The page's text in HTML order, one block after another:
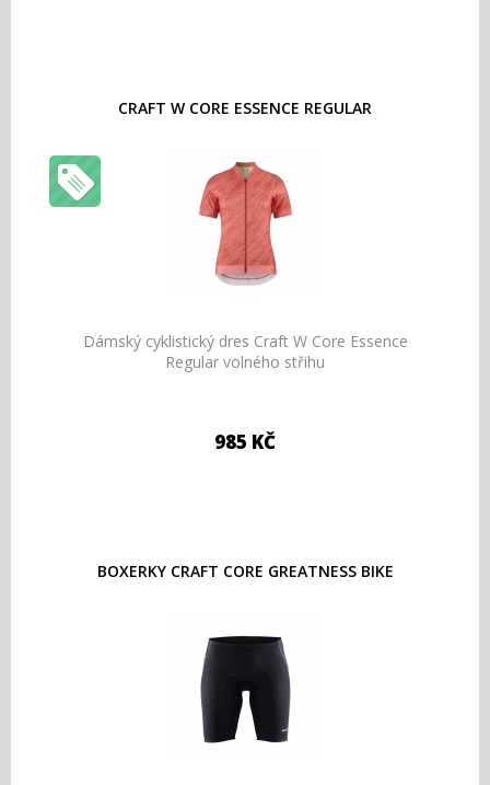
CRAFT W CORE ESSENCE REGULAR
Dámský cyklistický dres Craft W Core Essence
Regular volného střihu
985 KČ
BOXERKY CRAFT CORE GREATNESS BIKE